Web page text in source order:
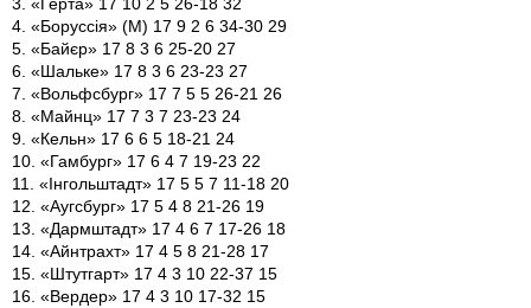
3. «Герта» 17 10 2 5 26-18 32
4. «Боруссія» (М) 17 9 2 6 34-30 29
5. «Байєр» 17 8 3 6 25-20 27
6. «Шальке» 17 8 3 6 23-23 27
7. «Вольфсбург» 17 7 5 5 26-21 26
8. «Майнц» 17 7 3 7 23-23 24
9. «Кельн» 17 6 6 5 18-21 24
10. «Гамбург» 17 6 4 7 19-23 22
11. «Інгольштадт» 17 5 5 7 11-18 20
12. «Аугсбург» 17 5 4 8 21-26 19
13. «Дармштадт» 17 4 6 7 17-26 18
14. «Айнтрахт» 17 4 5 8 21-28 17
15. «Штутгарт» 17 4 3 10 22-37 15
16. «Вердер» 17 4 3 10 17-32 15